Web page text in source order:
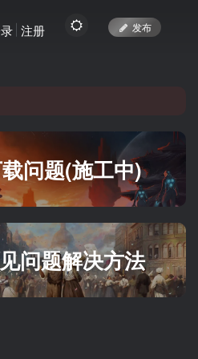
发布
注册
问题(施工中)
问题解决方法